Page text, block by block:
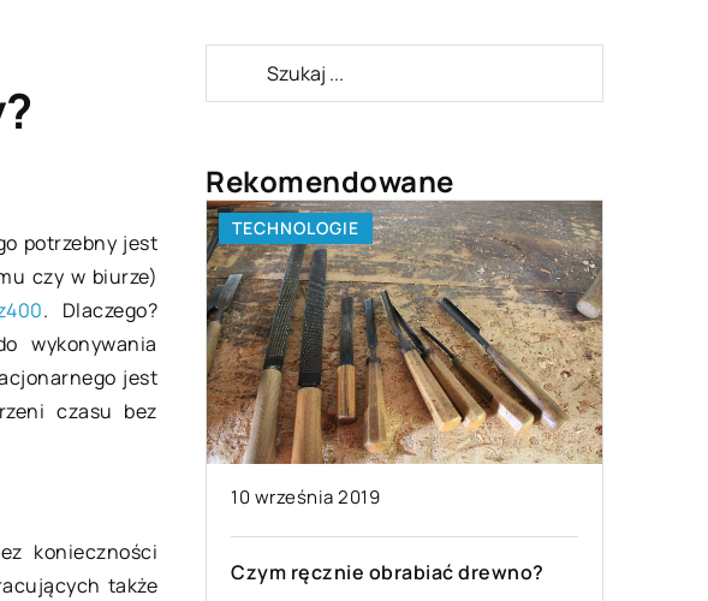
potrzebny jest
czy w biurze)
. Dlaczego?
wykonywania
jest
czasu bez
konieczności
także
Rekomendowane
stworzyć
TECHNOLOGIE
10 września 2019
Czym ręcznie obrabiać drewno?